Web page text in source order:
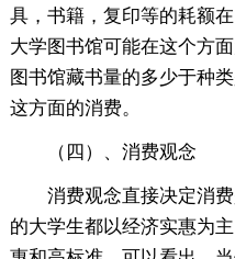
具，书籍，复印等的耗额
大学图书馆可能在这个方
图书馆藏书量的多少于种
这方面的消费。
（四）、消费观念
消费观念直接决定消费
的大学生都以经济实惠为